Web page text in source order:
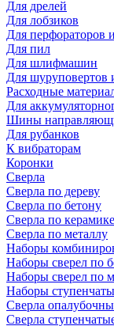
Для дрелей
Для лобзиков
Для перфораторов
Для пил
Для шлифмашин
Для шуруповертов
Расходные
Для
Шины
Для рубанков
К вибраторам
Коронки
Сверла
Сверла по дереву
Сверла по бетону
Сверла по керамике
Сверла по металлу
Наборы
Наборы сверел по
Наборы сверел по
Наборы
Сверла
Сверла